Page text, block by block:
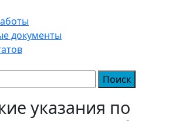
документы
указания по